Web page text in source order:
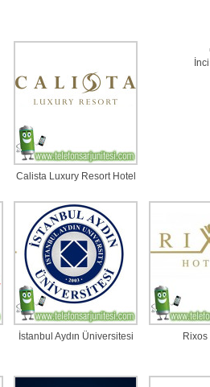
Calista Luxury Resort Hotel
İstanbul Aydın Üniversitesi